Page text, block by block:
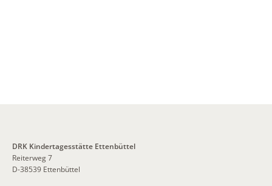
DRK Kindertagesstätte Ettenbüttel
Reiterweg 7
D-38539 Ettenbüttel